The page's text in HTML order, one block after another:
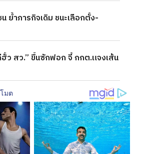
ย้ำภารกิจเดิม ชนะเลือกตั้ง-
ว สว.” ขึ้นซักฟอก จี้ กกต.แจงเส้น